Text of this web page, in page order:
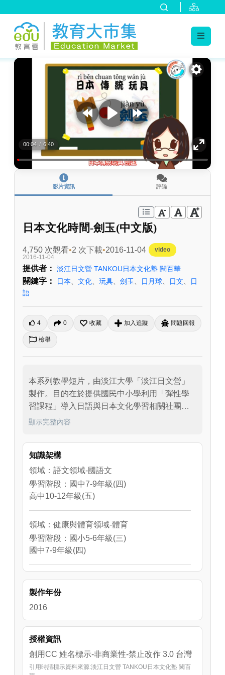
:::
00:04 / 6:40
影片資訊 評論
日本文化時間-劍玉(中文版)
4,750 次觀看 2 次下載 2016-11-04
video
2016-11-04
提供者： 淡江日文營 TANKOU日本文化塾 闕百華
關鍵字： 日本 文化 玩具 劍玉 日月球 日文
日
語
4 0 收藏 加入追蹤 問題回報
檢舉
本系列教學短片，由淡江大學「淡江日文營」
製作。目的在於提供國民中小學利用「彈性學
習課程」導入日語與日本文化學習相關社團，
或普通高中於第二外語課程實施Level-1～
需求，做為課程中穿插日語活動的具體參考。
在日本，劍玉是用來訓練學童手眼協調，以及
培養耐心的玩具。本單元學習目標與日文單
字、進行步驟等，說明如下:
（1）學習目標：經由影片的說明，能瞭解日本
傳統童玩「けん玉（Kendama）」在台灣被稱
為「日月球(日月ボール)」的由來與玩法。能透
過體驗學習，引發對日本傳統文化的興趣，探
索日台文化的關聯性。
（2）日語表現：
單字:玩具（おもちゃ）、けん玉、剣（け
ん）、玉（たま）、日月（にちげつ）ボー
ル、得意技（とくいわざ）、大皿（おおざ
ら）、止め剣（とめけん）、もしかめ、剣玉
達人（けんだまたつじん）、人差し指（ひと
さしゆび）、中指（なかゆび）、親指（おや
顯示完整內容
知識架構
領域：語文領域-國語文
學習階段：國中7-9年級(四)
高中10-12年級(五)
領域：健康與體育領域-體育
學習階段：國小5-6年級(三)
國中7-9年級(四)
領域：健康與體育領域-健康教育
學習階段：國小3-4年級(二)
國中7-9年級(四)
製作年份
2016
授權資訊
創用CC 姓名標示-非商業性-禁止改作 3.0 台灣
引用時請標示資料來源:淡江日文營 TANKOU日本文化塾 闕百